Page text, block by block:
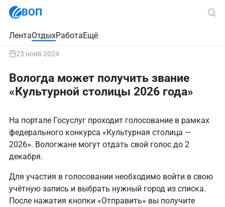
ВОП
ЛентаОтдыхРаботаЕщё
25 нояб 2024
Вологда может получить звание
«Культурной столицы 2026 года»
На портале Госуслуг проходит голосование в рамках
федерального конкурса «Культурная столица —
2026». Вологжане могут отдать свой голос до 2
декабря.
Для участия в голосовании необходимо войти в свою
учётную запись и выбрать нужный город из списка.
После нажатия кнопки «Отправить» вы получите